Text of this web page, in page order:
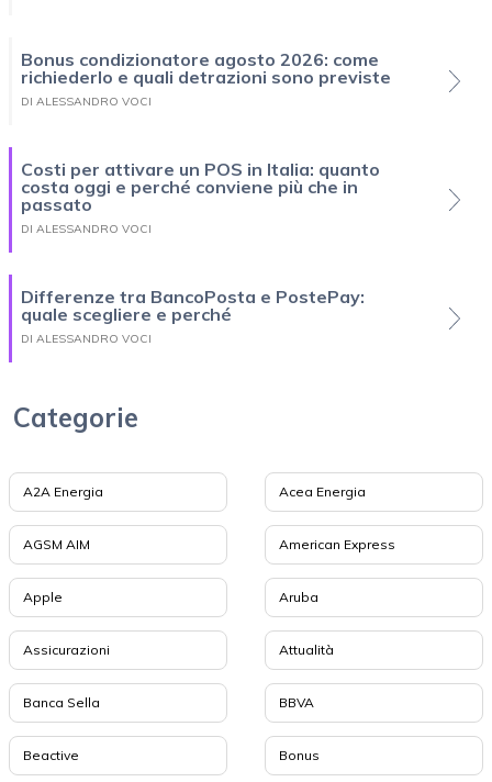
Bonus condizionatore agosto 2026: come
richiederlo e quali detrazioni sono previste
DI ALESSANDRO VOCI
Costi per attivare un POS in Italia: quanto
costa oggi e perché conviene più che in
passato
DI ALESSANDRO VOCI
Differenze tra BancoPosta e PostePay:
quale scegliere e perché
DI ALESSANDRO VOCI
Categorie
A2A Energia Acea Energia
AGSM AIM American Express
Apple Aruba
Assicurazioni Attualità
Banca Sella BBVA
Beactive Bonus